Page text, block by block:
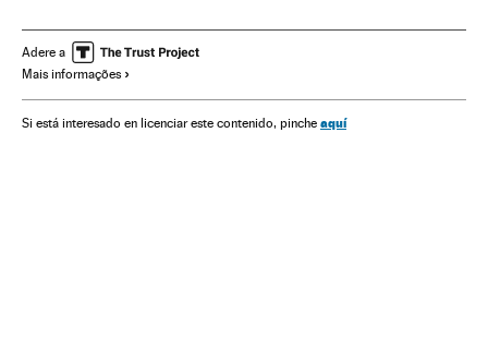
Crimes guerra Territórios palestinos
Conflito árabe-israelense
Geopolítica Tribunais Ação militar Oriente médio
Adere a
Mais informações
Si está interesado en licenciar este contenido, pinche aquí